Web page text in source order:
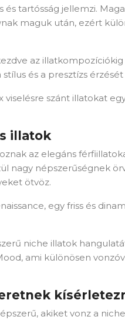
tartósság jellemzi.
maguk után, ezért
az
és a presztízs
viselésre szánt illatokat
illatok
az elegáns
nagy népszerűségnek
ötvöz.
egy friss és
niche illatok
ami különösen
akiket vonz a
×
Create wishlist